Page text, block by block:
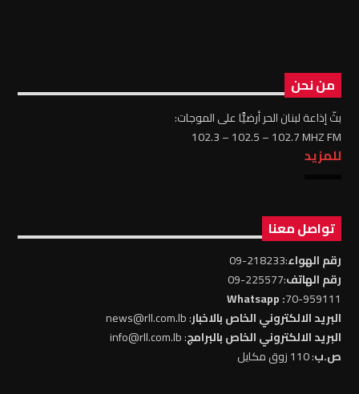
من نحن
بثّ إذاعة لبنان الحر أرضيًّا على الموجات:
102.3 – 102.5 – 102.7 MHZ FM
للمزيد
تواصل معنا
رقم الهواء:218233-09
رقم الهاتف:225577-09
70-959111
: Whatsapp
البريد الالكتروني الخاص بالاخبار: news@rll.com.lb
البريد الالكتروني الخاص بالبرامج: info@rll.com.lb
ص.ب: 110 زوق مكايل